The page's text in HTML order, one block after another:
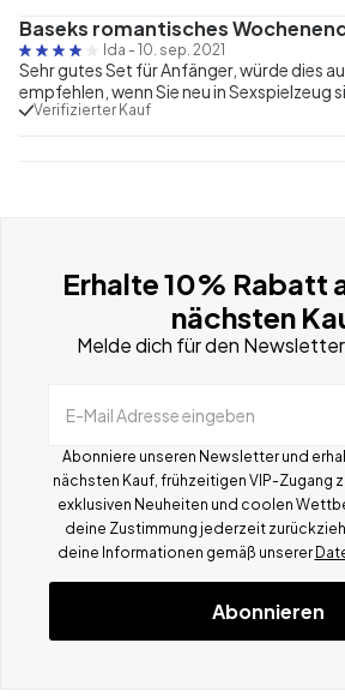
Baseks romantisches
Ida - 10. sep. 2021
Sehr gutes Set für Anfänger, würde dies
empfehlen, wenn Sie neu in Sexspielzeug
Verifizierter Kauf
Erhalte 10% Rabatt
nächsten
Melde dich für den
E-Mail Adresse eingeben
Abonniere unseren Newsletter und
nächsten Kauf, frühzeitigen VIP-Zugang
exklusiven Neuheiten und coolen
deine Zustimmung jederzeit
deine Informationen gemäß unserer
Abonnieren